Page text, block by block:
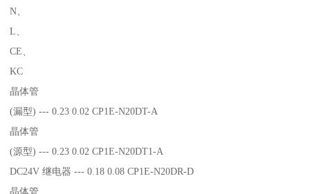
N、
L、
CE、
KC
晶体管
(漏型) --- 0.23 0.02 CP1E-N20DT-A
晶体管
(源型) --- 0.23 0.02 CP1E-N20DT1-A
DC24V 继电器 --- 0.18 0.08 CP1E-N20DR-D
晶体管